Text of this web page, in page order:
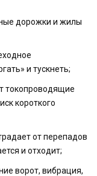
дорожки и жилы
и тускнеть;
токопроводящие
короткого
от перепадов
и отходит;
ворот, вибрация,